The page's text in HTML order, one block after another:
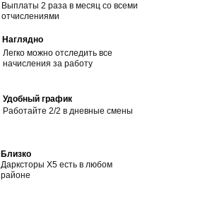
Выплаты 2 раза в месяц со всеми
отчислениями
Наглядно
Легко можно отследить все
начисления за работу
Удобный график
Работайте 2/2 в дневные смены
Близко
Дарксторы Х5 есть в любом
районе